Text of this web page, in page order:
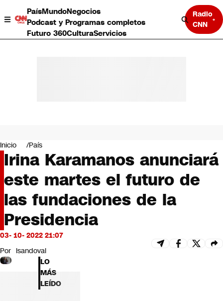
PaísMundoNegocios
Podcast y Programas completos
Futuro 360CulturaServicios
Radio
CNN
Negocios
Deportes
Programas completos
Cultura
Servicios
Bits
CNN tiempo
Futuro 360
Inicio País
Irina Karamanos anunciará
este martes el futuro de
las fundaciones de la
Presidencia
03- 10- 2022 21:07
Por lsandoval
LO
MÁS
LEÍDO